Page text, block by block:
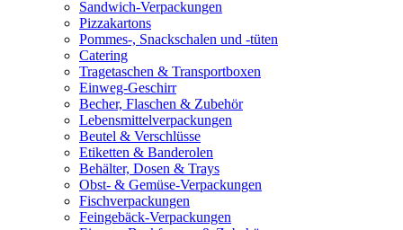
Sandwich-Verpackungen
Pizzakartons
Pommes-, Snackschalen und -tüten
Catering
Tragetaschen & Transportboxen
Einweg-Geschirr
Becher, Flaschen & Zubehör
Lebensmittelverpackungen
Beutel & Verschlüsse
Etiketten & Banderolen
Behälter, Dosen & Trays
Obst- & Gemüse-Verpackungen
Fischverpackungen
Feingebäck-Verpackungen